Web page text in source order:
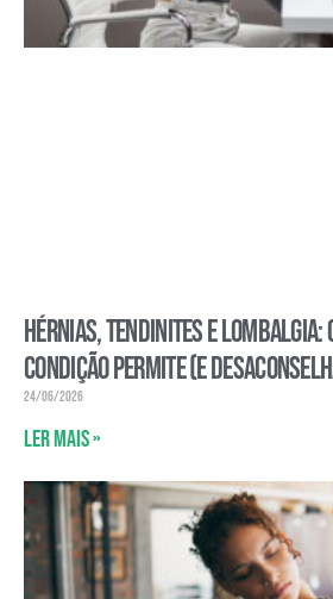
Hérnias, tendinites e lombalgia:
condição permite (e
24/06/2026
Ler mais »